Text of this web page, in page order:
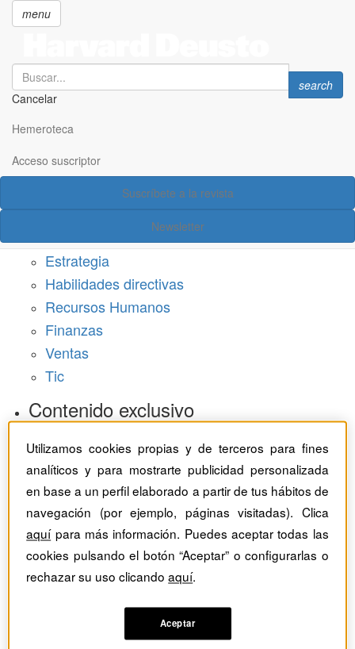
principal
menu
Search
Cancelar
Search
search
Hemeroteca
Acceso suscriptor
Suscríbete a la revista
Newsletter
Acceso suscriptor
Estrategia
Habilidades directivas
Recursos Humanos
Finanzas
Ventas
Tic
Contenido exclusivo
The Bold Choice selección exclusiva
Top Employers selección exclusiva
Hemeroteca
Monográficos
Dossieres
Revistas del mes
Utilizamos cookies propias y de terceros para fines
analíticos y para mostrarte publicidad personalizada
en base a un perfil elaborado a partir de tus hábitos de
navegación (por ejemplo, páginas visitadas). Clica
aquípara más información. Puedes aceptar todas las
cookies pulsando el botón “Aceptar” o configurarlas o
rechazar su uso clicandoaquí.
Aceptar